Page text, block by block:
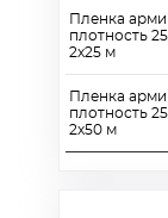
Пленка
плотность
2х25 м
Пленка
плотность
2х50 м